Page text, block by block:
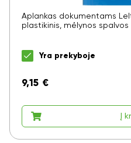
Aplankas dokumentams
plastikinis, mėlynos spalvos
Yra prekyboje
9,15 €
Į